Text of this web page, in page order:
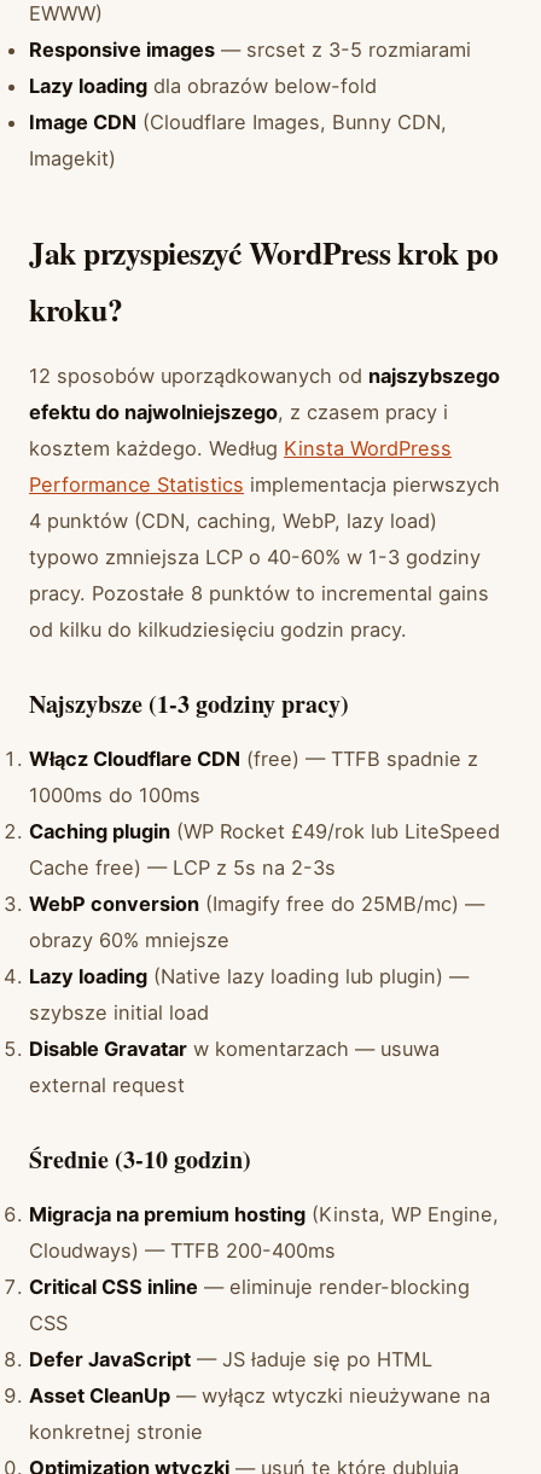
EWWW)
Responsive images — srcset z 3-5 rozmiarami
Lazy loading dla obrazów below-fold
Image CDN (Cloudflare Images, Bunny CDN,
Imagekit)
Jak przyspieszyć WordPress krok po
kroku?
12 sposobów uporządkowanych od najszybszego
efektu do najwolniejszego, z czasem pracy i
kosztem każdego. Według Kinsta WordPress
Performance Statistics implementacja pierwszych
4 punktów (CDN, caching, WebP, lazy load)
typowo zmniejsza LCP o 40-60% w 1-3 godziny
pracy. Pozostałe 8 punktów to incremental gains
od kilku do kilkudziesięciu godzin pracy.
Najszybsze (1-3 godziny pracy)
Włącz Cloudflare CDN (free) — TTFB spadnie z
1000ms do 100ms
Caching plugin (WP Rocket £49/rok lub LiteSpeed
Cache free) — LCP z 5s na 2-3s
WebP conversion (Imagify free do 25MB/mc) —
obrazy 60% mniejsze
Lazy loading (Native lazy loading lub plugin) —
szybsze initial load
Disable Gravatar w komentarzach — usuwa
external request
Średnie (3-10 godzin)
Migracja na premium hosting (Kinsta, WP Engine,
Cloudways) — TTFB 200-400ms
Critical CSS inline — eliminuje render-blocking
CSS
Defer JavaScript — JS ładuje się po HTML
Asset CleanUp — wyłącz wtyczki nieużywane na
konkretnej stronie
Optimization wtyczki — usuń te które dublują